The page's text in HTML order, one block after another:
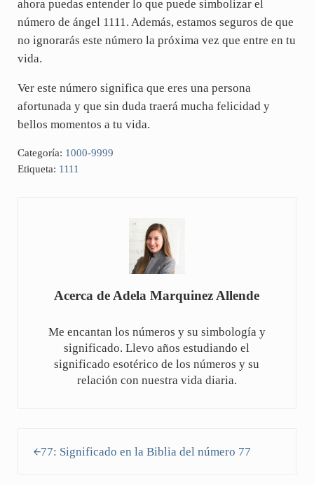
ahora puedas entender lo que puede simbolizar el
número de ángel 1111. Además, estamos seguros de que
no ignorarás este número la próxima vez que entre en tu
vida.
Ver este número significa que eres una persona
afortunada y que sin duda traerá mucha felicidad y
bellos momentos a tu vida.
Categoría: 1000-9999
Etiqueta: 1111
Acerca de Adela Marquinez Allende
Me encantan los números y su simbología y
significado. Llevo años estudiando el
significado esotérico de los números y su
relación con nuestra vida diaria.
77: Significado en la Biblia del número 77